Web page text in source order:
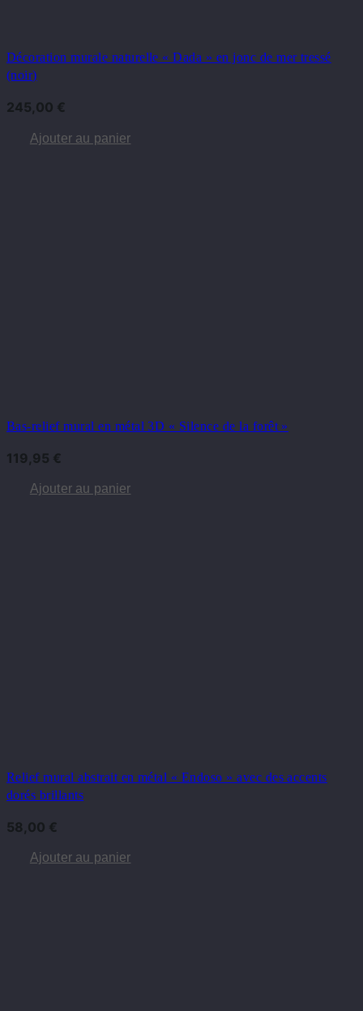
Décoration murale naturelle « Dada » en jonc de mer tressé
(noir)
245,00 €
Ajouter au panier
Bas-relief mural en métal 3D « Silence de la forêt »
119,95 €
Ajouter au panier
Relief mural abstrait en métal « Endoso » avec des accents
dorés brillants
58,00 €
Ajouter au panier